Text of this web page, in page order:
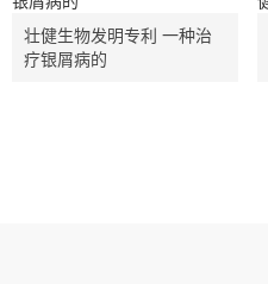
壮健生物发明专利 一种治
疗银屑病的